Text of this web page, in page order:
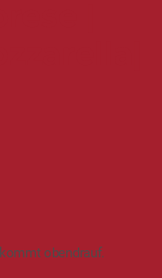
kommt obendrauf.